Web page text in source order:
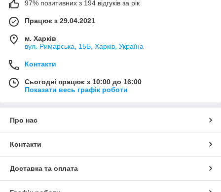
97% позитивних з 194 відгуків за рік
Працює з 29.04.2021
м. Харків
вул. Римарська, 15Б, Харків, Україна
Контакти
Сьогодні працює з 10:00 до 16:00
Показати весь графік роботи
Про нас
Контакти
Доставка та оплата